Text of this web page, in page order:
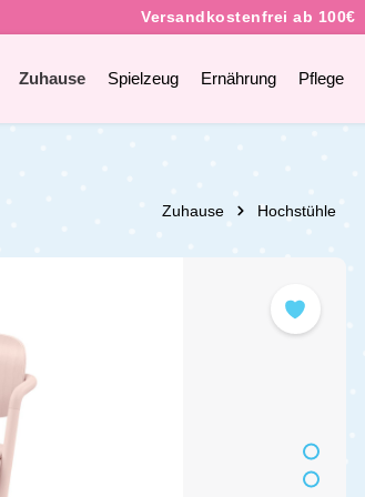
Zuhause Spielzeug Ernährung Pflege
Zuhause Hochstühle